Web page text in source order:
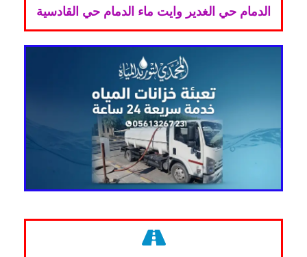
الدمام حي الغدير وايت ماء الدمام حي القادسية